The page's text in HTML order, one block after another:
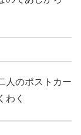
人のポストカー
わく